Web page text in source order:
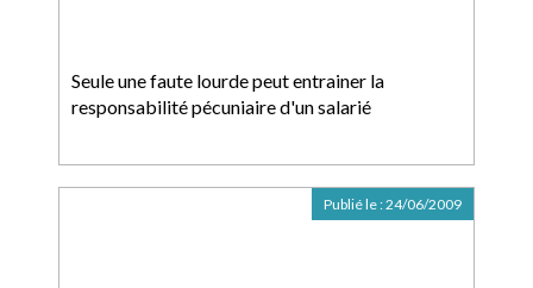
Seule une faute lourde peut entrainer la
responsabilité pécuniaire d'un salarié
Publié le :24/06/2009